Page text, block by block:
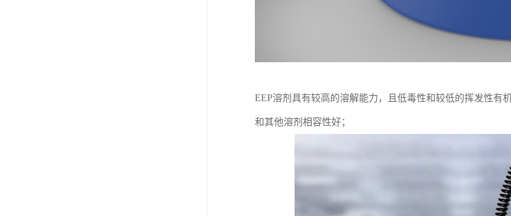
EEP溶剂具有较高的溶解能力，且低毒性和较低的挥发性有
和其他溶剂相容性好；